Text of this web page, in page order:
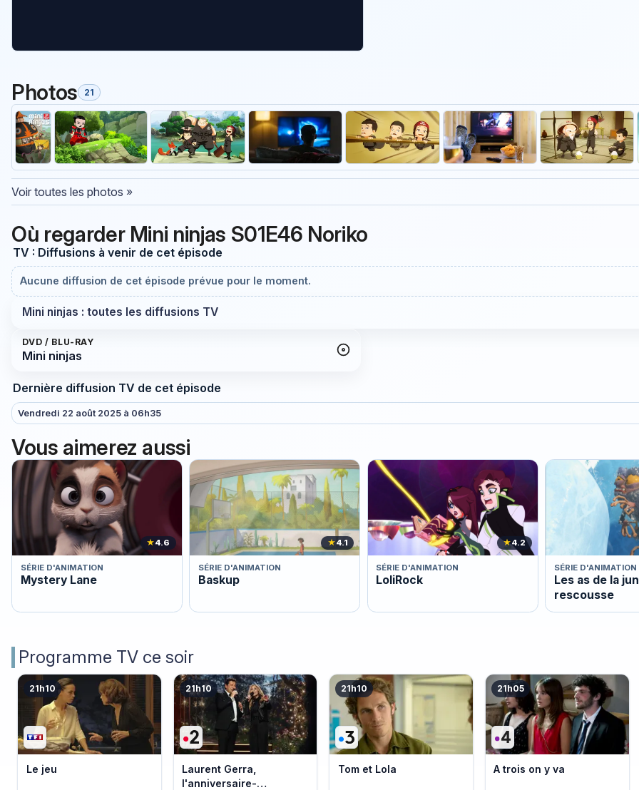
Photos 21
Voir toutes les photos »
Où regarder Mini ninjas S01E46 Noriko
TV : Diffusions à venir de cet épisode
Aucune diffusion de cet épisode prévue pour le moment.
Mini ninjas : toutes les diffusions TV
DVD / BLU-RAY
Mini ninjas
Dernière diffusion TV de cet épisode
Vendredi 22 août 2025 à 06h35
Vous aimerez aussi
★4.6
SÉRIE D'ANIMATION
Mystery Lane
★4.1
SÉRIE D'ANIMATION
Baskup
★4.2
SÉRIE D'ANIMATION
LoliRock
SÉRIE D'ANIMATION
Les as de la
rescousse
Programme TV ce soir
21h10
Le jeu
21h10
Laurent Gerra,
l'anniversaire-
21h10
Tom et Lola
21h05
A trois on y va